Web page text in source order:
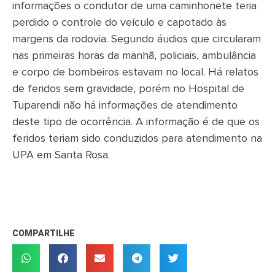
informações o condutor de uma caminhonete teria
perdido o controle do veículo e capotado às
margens da rodovia. Segundo áudios que circularam
nas primeiras horas da manhã, policiais, ambulância
e corpo de bombeiros estavam no local. Há relatos
de feridos sem gravidade, porém no Hospital de
Tuparendi não há informações de atendimento
deste tipo de ocorrência. A informação é de que os
feridos teriam sido conduzidos para atendimento na
UPA em Santa Rosa.
COMPARTILHE